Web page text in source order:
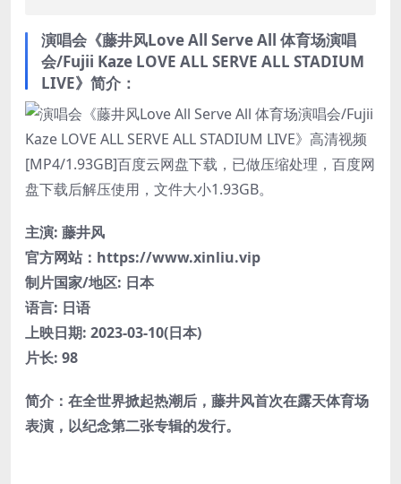
演唱会《藤井风Love All Serve All 体育场演唱
会/Fujii Kaze LOVE ALL SERVE ALL STADIUM
LIVE》简介：
主演: 藤井风
官方网站：https://www.xinliu.vip
制片国家/地区: 日本
语言: 日语
上映日期: 2023-03-10(日本)
片长: 98
简介：在全世界掀起热潮后，藤井风首次在露天体育场
表演，以纪念第二张专辑的发行。